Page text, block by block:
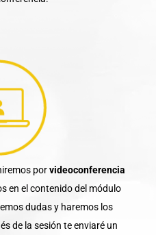
porvideoconferencia
en el contenido del módulo
dudas y haremos los
de la sesión te enviaré un